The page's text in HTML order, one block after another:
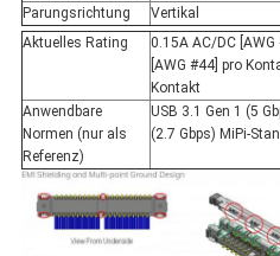
Parungsrichtung
Vertikal
Aktuelles Rating
0.15A AC/DC
[AWG #44] pro
Kontakt
Anwendbare
Normen (nur als
Referenz)
USB 3.1 Gen 1 (5
(2.7 Gbps) MiPi-